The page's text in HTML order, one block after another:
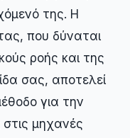
της. Η
που δύναται
ροής και της
σας, αποτελεί
για την
μηχανές